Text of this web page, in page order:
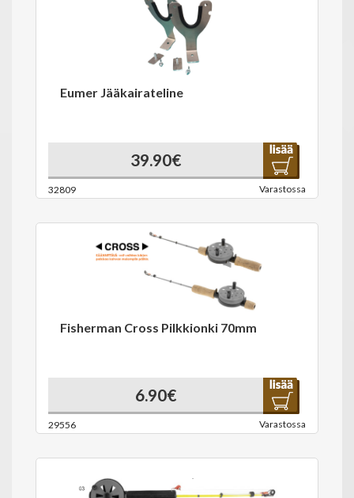
Eumer Jääkairateline
39.90€
32809 Varastossa
Fisherman Cross Pilkkionki 70mm
6.90€
29556 Varastossa